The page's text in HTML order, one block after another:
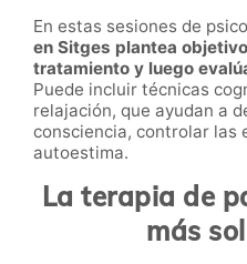
En estas sesiones de
en Sitges plantea
tratamiento y luego
Puede incluir técnicas
relajación, que ayudan a
consciencia, controlar las
autoestima.
La terapia de
más